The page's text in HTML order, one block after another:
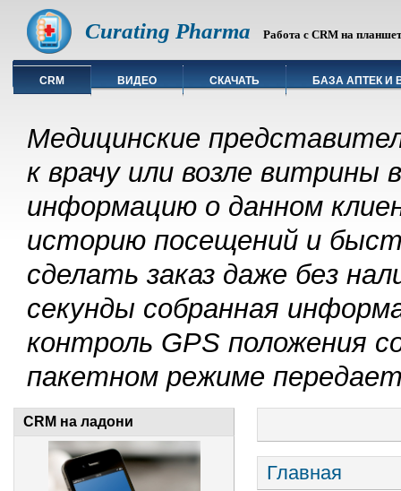
Curating Pharma Работа с CRM на
CRM ВИДЕО СКАЧАТЬ БАЗА АПТЕК И
Медицинские
к врачу или возле
информацию о данном
историю посещений и
сделать заказ даже без
секунды собранная
контроль GPS положения
пакетном режиме
CRM на ладони
Главная